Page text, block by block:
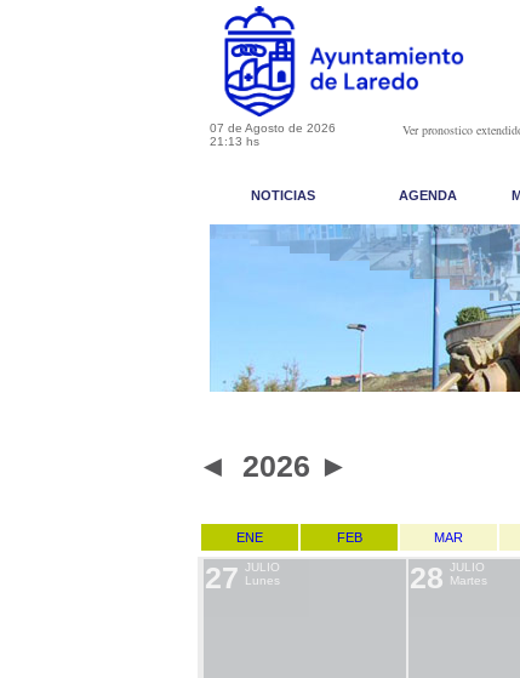
07 de Agosto de 2026
21:13 hs
Ver pronostico
NOTICIAS AGENDA
◄ 2026 ►
ENE FEB MAR
27 JULIO
Lunes
28 JULIO
Martes